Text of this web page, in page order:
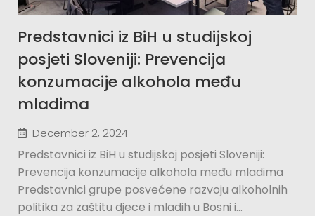
Predstavnici iz BiH u studijskoj
posjeti Sloveniji: Prevencija
konzumacije alkohola među
mladima
December 2, 2024
Predstavnici iz BiH u studijskoj posjeti Sloveniji:
Prevencija konzumacije alkohola među mladima
Predstavnici grupe posvećene razvoju alkoholnih
politika za zaštitu djece i mladih u Bosni i...